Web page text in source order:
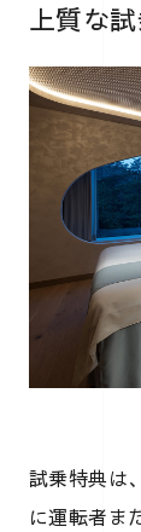
上質な
試乗特典は
に運転者ま